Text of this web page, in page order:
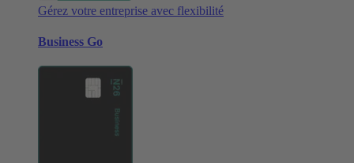
Gérez votre entreprise avec flexibilité
Business Go